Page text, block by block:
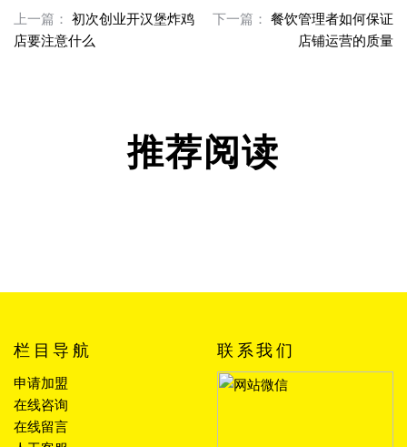
上一篇： 初次创业开汉堡炸鸡
店要注意什么
下一篇： 餐饮管理者如何保证
店铺运营的质量
推荐阅读
栏目导航
申请加盟
在线咨询
在线留言
联系我们